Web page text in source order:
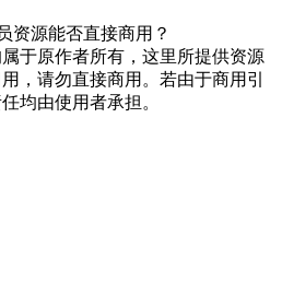
资源能否直接商用？
于原作者所有，这里所提供资源
，请勿直接商用。若由于商用引
均由使用者承担。